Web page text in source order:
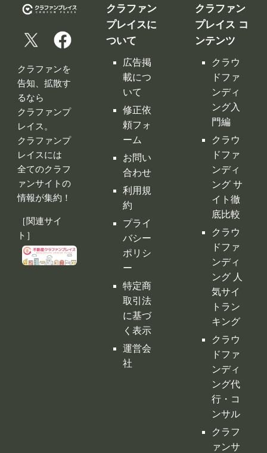
クラファンを
告知、拡散す
るなら
クラファンプ
レイス。
クラファンプ
レイスには
全てのクラフ
ァンサイトの
情報が集約！
［関連サイ
ト］
クラファン
プレイスに
ついて
広告掲
載につ
いて
修正依
頼フォ
ーム
お問い
合わせ
利用規
約
プライ
バシー
ポリシ
ー
特定商
取引法
に基づ
く表示
運営会
社
クラファン
プレイス コ
ンテンツ
クラウ
ドファ
ンディ
ング入
門編
クラウ
ドファ
ンディ
ング サ
イト徹
底比較
クラウ
ドファ
ンディ
ング 人
気サイ
トラン
キング
クラウ
ドファ
ンディ
ング代
行・コ
ンサル
クラフ
ァンサ